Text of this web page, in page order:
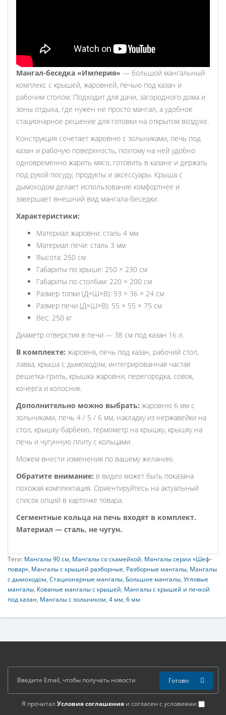
Мангал-беседка «Империя» — большой мангальный
комплекс с крышей, жаровней, печью под казан и
рабочим столом. Подходит для дачи, загородного дома и
зоны отдыха, где нужен не просто мангал, а удобное
стационарное решение для готовки на открытом воздухе.
Конструкция сочетает жаровню с зольниками, печь под
казан и рабочую поверхность, поэтому на ней удобно
одновременно жарить мясо, готовить в казане и держать
под рукой посуду, продукты и аксессуары. Крыша с
дымоходом делает использование комфортнее и
завершает внешний вид мангала-беседки.
Характеристики:
Материал жаровни: сталь 4 мм
Материал печи: сталь 3 мм
Высота: 250 см
Габариты по крыше: 250 × 230 см
Габариты по столбам: 220 × 200 см
Размер топки (Д×Ш×В): 93 × 36 × 24 см
Размер печи (Д×Ш×В): 55 × 55 × 75 см
Вес: 250 кг
Диаметр отверстия в печи — 38 см под казан 16 л.
В комплекте: жаровня, печь под казан, рабочий стол,
лавка, крыша с дымоходом, интегрированная частая
решетка-гриль, крышка жаровни, перегородка, совок,
кочерга и колосник.
Дополнительно можно выбрать: жаровню 6 мм с
зольниками, печь 4 / 5 / 6 мм, накладку из нержавейки на
стол, крышку-барбекю, термометр на крышку, крышку на
печь и чугунную плиту с кольцами.
Можем внести изменения по вашему желанию.
Обратите внимание: в видео может быть показана
похожая комплектация. Ориентируйтесь на актуальный
список опций в карточке товара.
Сегментные кольца на печь входят в комплект.
Материал — сталь, не чугун.
Теги: Мангалы 90 см, Мангалы со скамейкой, Мангалы серии «Шеф-
повар», Мангалы с крышей разборные, Разборные мангалы, Мангалы
с дымоходом, Стационарные мангалы, Большие мангалы, Угловые
мангалы, Кованые мангалы с крышей, Мангалы с крышей и печкой
под казан, Мангалы с зольником, 4 мм, 6 мм
Я прочитал Условия соглашенияи согласен с условиями
Готово